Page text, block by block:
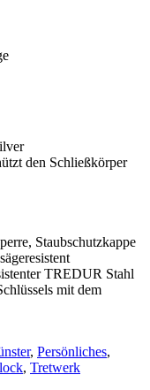
den Schließkörper
Staubschutzkappe
TREDUR Stahl
mit dem
, Persönliches,
, Tretwerk